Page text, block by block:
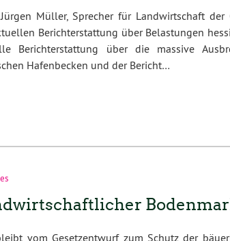
Müller, Sprecher für Landwirtschaft der
Berichterstattung über Belastungen
Berichterstattung über die massive
Hafenbecken und der Bericht…
vom Gesetzentwurf zum Schutz der